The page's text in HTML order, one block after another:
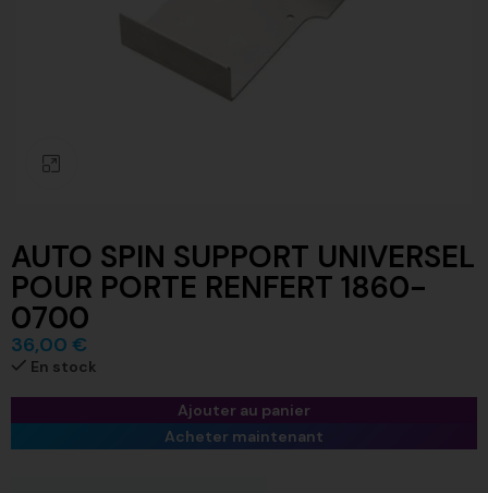
AUTO SPIN SUPPORT UNIVERSEL
POUR PORTE RENFERT 1860-
0700
36,00 €
En stock
Ajouter au panier
Acheter maintenant